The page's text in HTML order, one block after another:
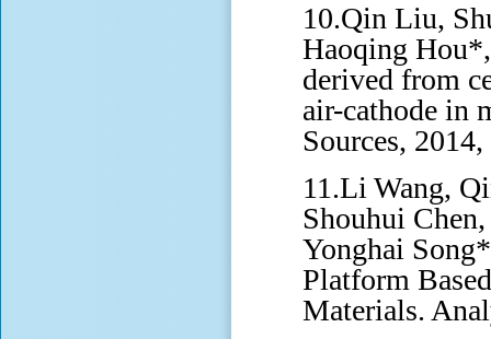
10.Qin Liu,
Haoqing
derived from
air-cathode in
Sources,
11.Li Wang,
Shouhui
Yonghai
Platform
Materials.